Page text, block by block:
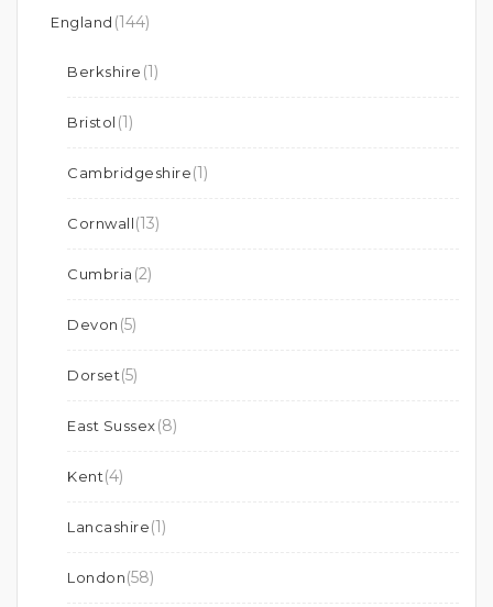
England (144)
Berkshire (1)
Bristol (1)
Cambridgeshire(1)
Cornwall(13)
Cumbria (2)
Devon (5)
Dorset(5)
East Sussex(8)
Kent(4)
Lancashire(1)
London(58)